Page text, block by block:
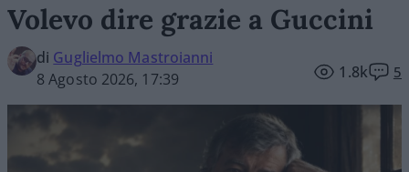
Volevo dire grazie a Guccini
di Guglielmo Mastroianni
8 Agosto 2026, 17:39
1.8k 5